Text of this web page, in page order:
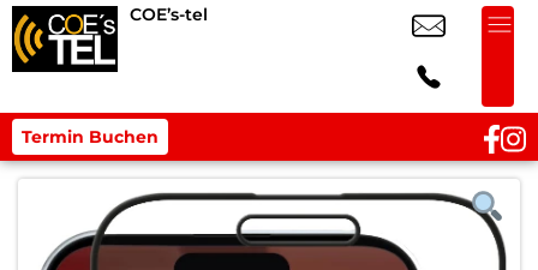
COE’s-tel
Termin Buchen